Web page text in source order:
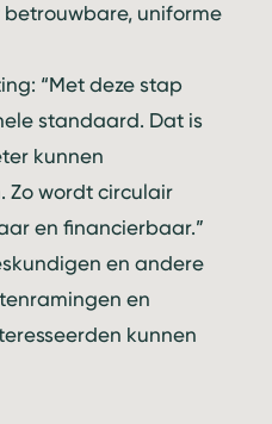
uniforme
“Met deze stap
standaard. Dat is
kunnen
Zo wordt circulair
en financierbaar.”
en andere
en
kunnen